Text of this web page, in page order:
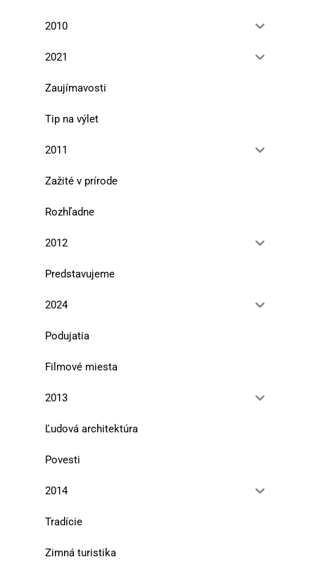
Čadca a deti vojny
2010
2021
Zaujímavosti
Tip na výlet
2011
Zažité v prírode
Rozhľadne
2012
Predstavujeme
2024
Podujatia
Filmové miesta
2013
Ľudová architektúra
Povesti
2014
Tradície
Zimná turistika